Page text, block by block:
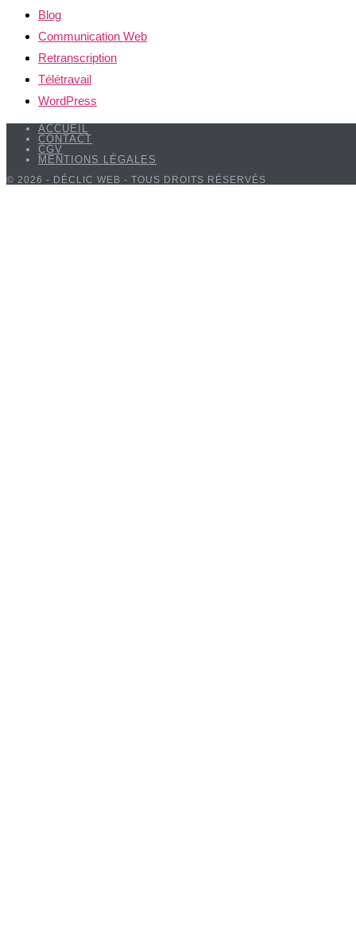
Blog
Communication Web
Retranscription
Télétravail
WordPress
ACCUEIL
CONTACT
CGV
MENTIONS LÉGALES
© 2026 - DÉCLIC WEB - TOUS DROITS RÉSERVÉS